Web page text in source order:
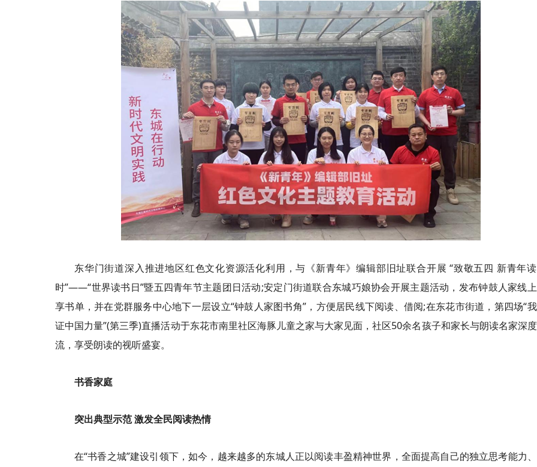
东华门街道深入推进地区红色文化资源活化利用，与《新青年》编辑部旧址联合开展 “致敬五四 新青年
时”——“世界读书日”暨五四青年节主题团日活动;安定门街道联合东城巧娘协会开展主题活动，发布钟鼓人家线
享书单，并在党群服务中心地下一层设立“钟鼓人家图书角”，方便居民线下阅读、借阅;在东花市街道，第四场“
证中国力量”(第三季)直播活动于东花市南里社区海豚儿童之家与大家见面，社区50余名孩子和家长与朗读名家深
流，享受朗读的视听盛宴。
书香家庭
突出典型示范 激发全民阅读热情
在“书香之城”建设引领下，如今，越来越多的东城人正以阅读丰盈精神世界，全面提高自己的独立思考能力